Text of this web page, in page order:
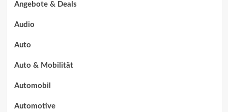
Angebote & Deals
Audio
Auto
Auto & Mobilität
Automobil
Automotive